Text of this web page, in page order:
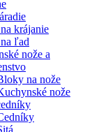
krájanie
ľad
nože a
na nože
nože